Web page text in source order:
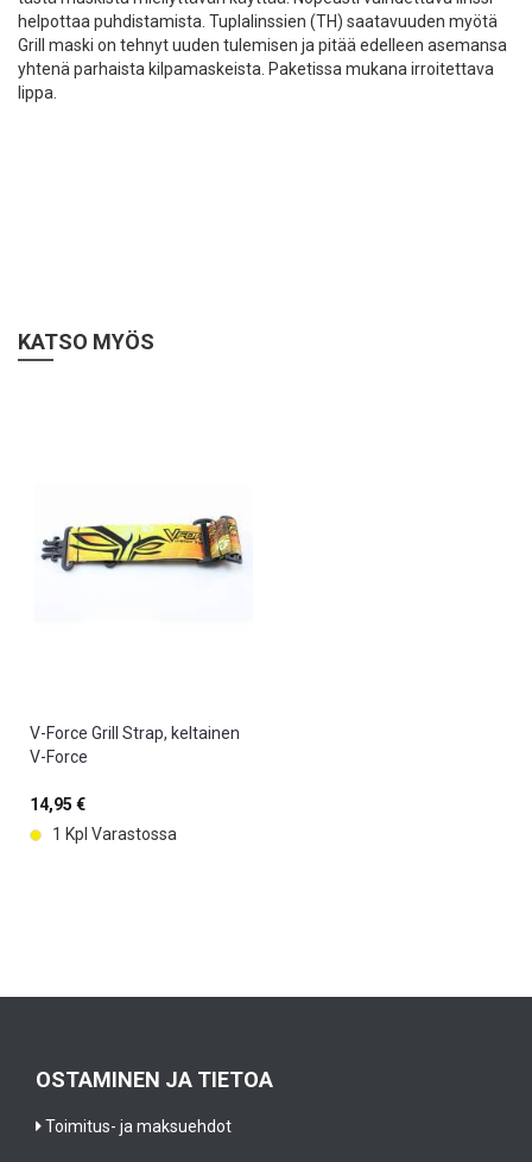
helpottaa puhdistamista. Tuplalinssien (TH) saatavuuden myötä
Grill maski on tehnyt uuden tulemisen ja pitää edelleen asemansa
yhtenä parhaista kilpamaskeista. Paketissa mukana irroitettava
lippa.
KATSO MYÖS
V-Force Grill Strap, keltainen
V-Force
14,95 €
1 Kpl Varastossa
OSTAMINEN JA TIETOA
Toimitus- ja maksuehdot